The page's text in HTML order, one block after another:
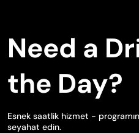
Need a
the Day?
Esnek saatlik hizmet -
seyahat edin.